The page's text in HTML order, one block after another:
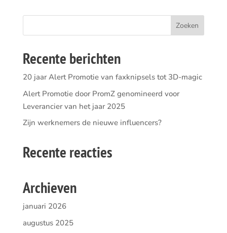
Recente berichten
20 jaar Alert Promotie van faxknipsels tot 3D-magic
Alert Promotie door PromZ genomineerd voor
Leverancier van het jaar 2025
Zijn werknemers de nieuwe influencers?
Recente reacties
Archieven
januari 2026
augustus 2025